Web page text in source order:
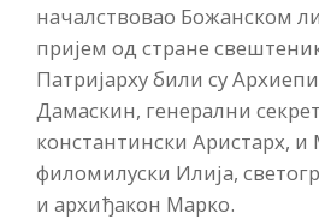
началствовао Божанском
пријем од стране
Патријарху били су
Дамаскин, генерални
константински Аристарх,
филомилуски Илија,
и архиђакон Марко.